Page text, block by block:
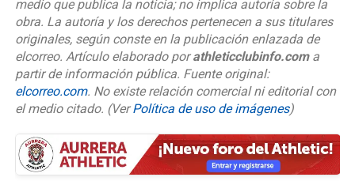
medio que publica la noticia; no implica autoría sobre la
obra. La autoría y los derechos pertenecen a sus titulares
originales, según conste en la publicación enlazada de
elcorreo. Artículo elaborado porathleticclubinfo.coma
partir de información pública. Fuente original:
elcorreo.com. No existe relación comercial ni editorial con
el medio citado. (VerPolítica de uso de imágenes)